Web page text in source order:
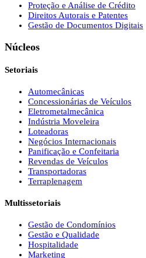
Proteção e Análise de Crédito
Direitos Autorais e Patentes
Gestão de Documentos Digitais
Núcleos
Setoriais
Automecânicas
Concessionárias de Veículos
Eletrometalmecânica
Indústria Moveleira
Loteadoras
Negócios Internacionais
Panificação e Confeitaria
Revendas de Veículos
Transportadoras
Terraplenagem
Multissetoriais
Gestão de Condomínios
Gestão e Qualidade
Hospitalidade
Marketing